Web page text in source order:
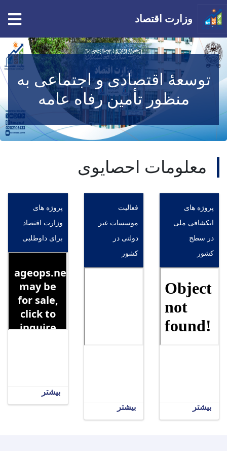
Skip
to
main
content
وزارت اقتصاد
توسعۀ اقتصادی و اجتماعی به
منظور تأمین رفاه عامه
معلومات احصایوی
پروژه های
انکشافی ملی
در سطح
کشور
بیشتر
فعالیت
موسسات غیر
دولتی در
کشور
بیشتر
پروژه های
وزارت اقتصاد
برای داوطلبی
بیشتر